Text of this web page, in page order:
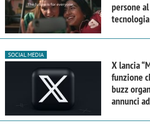
persone
SOCIAL MEDIA
X lancia
funzione
buzz
annunci